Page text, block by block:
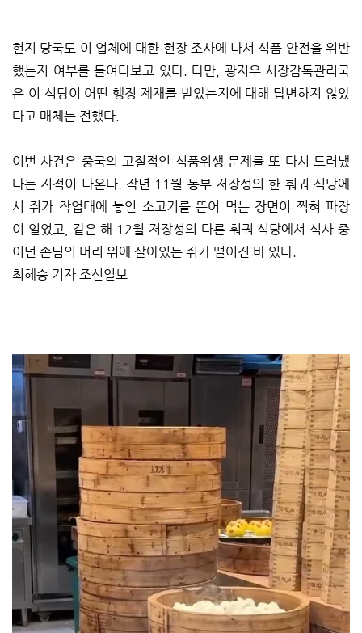
현지 당국도 이 업체에 대한 현장 조사에 나서 식품 안전을 위반
했는지 여부를 들여다보고 있다. 다만, 광저우 시장감독관리국
은 이 식당이 어떤 행정 제재를 받았는지에 대해 답변하지 않았
다고 매체는 전했다.
이번 사건은 중국의 고질적인 식품위생 문제를 또 다시 드러냈
다는 지적이 나온다. 작년 11월 동부 저장성의 한 훠궈 식당에
서 쥐가 작업대에 놓인 소고기를 뜯어 먹는 장면이 찍혀 파장
이 일었고, 같은 해 12월 저장성의 다른 훠궈 식당에서 식사 중
이던 손님의 머리 위에 살아있는 쥐가 떨어진 바 있다.
최혜승 기자 조선일보